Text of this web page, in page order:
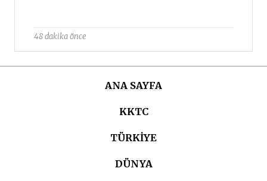
48 dakika önce
ANA SAYFA
KKTC
TÜRKIYE
DÜNYA